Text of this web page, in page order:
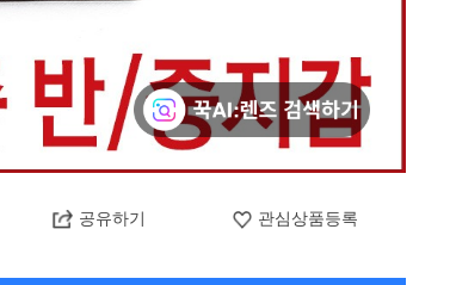
공유하기 관심상품등록